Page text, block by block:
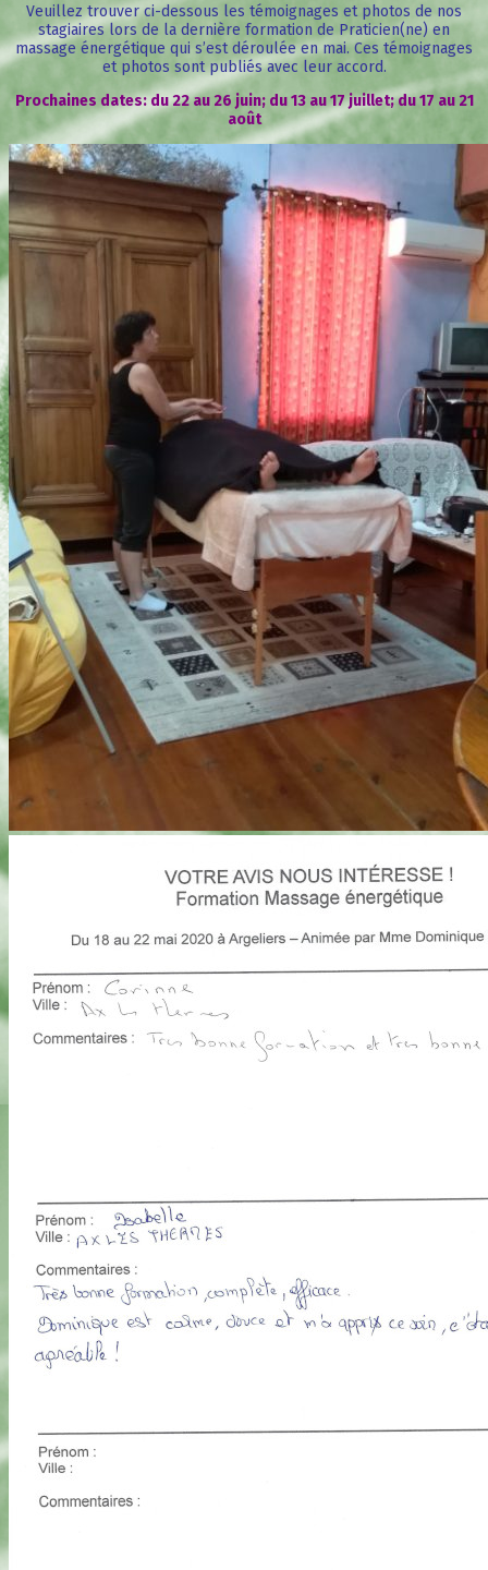
Veuillez trouver ci-dessous les témoignages et photos de nos
stagiaires lors de la dernière formation de Praticien(ne) en
massage énergétique qui s’est déroulée en mai.Ces témoignages
et photos sont publiés avec leur accord.
Prochaines dates: du 22 au 26 juin; du 13 au 17 juillet; du 17 au 21
août